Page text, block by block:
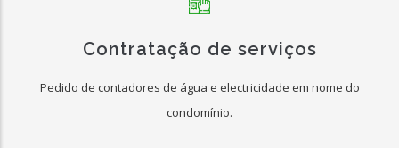
Contratação de serviços
Pedido de contadores de água e electricidade em nome do
condomínio.